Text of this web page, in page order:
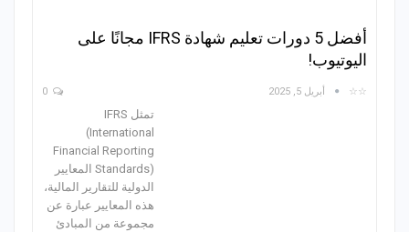
أفضل 5 دورات تعليم شهادة IFRS مجانًا على
اليوتيوب!
☆☆ أبريل 5, 2025
تمثل IFRS
(International
Financial Reporting
Standards) المعايير
الدولية للتقارير المالية،
هذه المعايير عبارة عن
مجموعة من المبادئ